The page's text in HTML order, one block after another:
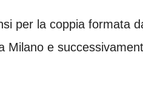
per la coppia formata
Milano e